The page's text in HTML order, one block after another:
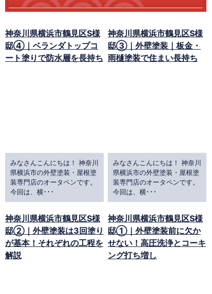
神奈川県横浜市鶴見区S様
邸④｜ベランダトップコ
ート塗りで防水層を長持ち
みなさんこんにちは！ 神奈川
県横浜市の外壁塗装・屋根塗
装専門店のオータペンです。
今回は、横･･･
神奈川県横浜市鶴見区S様
邸③｜外壁塗装｜板金・
雨樋塗装で住まい長持ち
みなさんこんにちは！ 神奈川
県横浜市の外壁塗装・屋根塗
装専門店のオータペンです。
今回は、横･･･
神奈川県横浜市鶴見区S様
邸②｜外壁塗装は3回塗り
が基本！それぞれの工程を
解説
神奈川県横浜市鶴見区S様
邸①｜外壁塗装前に欠か
せない！高圧洗浄とコーキ
ング打ち増し